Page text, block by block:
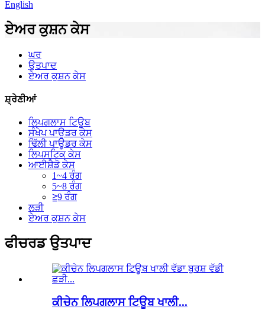
English
ਏਅਰ ਕੁਸ਼ਨ ਕੇਸ
ਘਰ
ਉਤਪਾਦ
ਏਅਰ ਕੁਸ਼ਨ ਕੇਸ
ਸ਼੍ਰੇਣੀਆਂ
ਲਿਪਗਲਾਸ ਟਿਊਬ
ਸੰਖੇਪ ਪਾਊਡਰ ਕੇਸ
ਢਿੱਲੀ ਪਾਊਡਰ ਕੇਸ
ਲਿਪਸਟਿਕ ਕੇਸ
ਆਈਸ਼ੈਡੋ ਕੇਸ
1~4 ਰੰਗ
5~8 ਰੰਗ
≧9 ਰੰਗ
ਲੜੀ
ਏਅਰ ਕੁਸ਼ਨ ਕੇਸ
ਫੀਚਰਡ ਉਤਪਾਦ
ਕੀਚੇਨ ਲਿਪਗਲਾਸ ਟਿਊਬ ਖਾਲੀ...